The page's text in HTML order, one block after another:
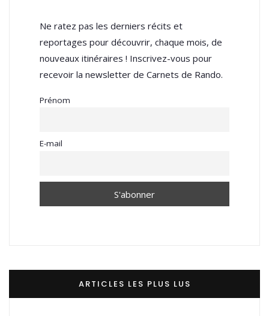
Ne ratez pas les derniers récits et
reportages pour découvrir, chaque mois, de
nouveaux itinéraires ! Inscrivez-vous pour
recevoir la newsletter de Carnets de Rando.
Prénom
E-mail
ARTICLES LES PLUS LUS